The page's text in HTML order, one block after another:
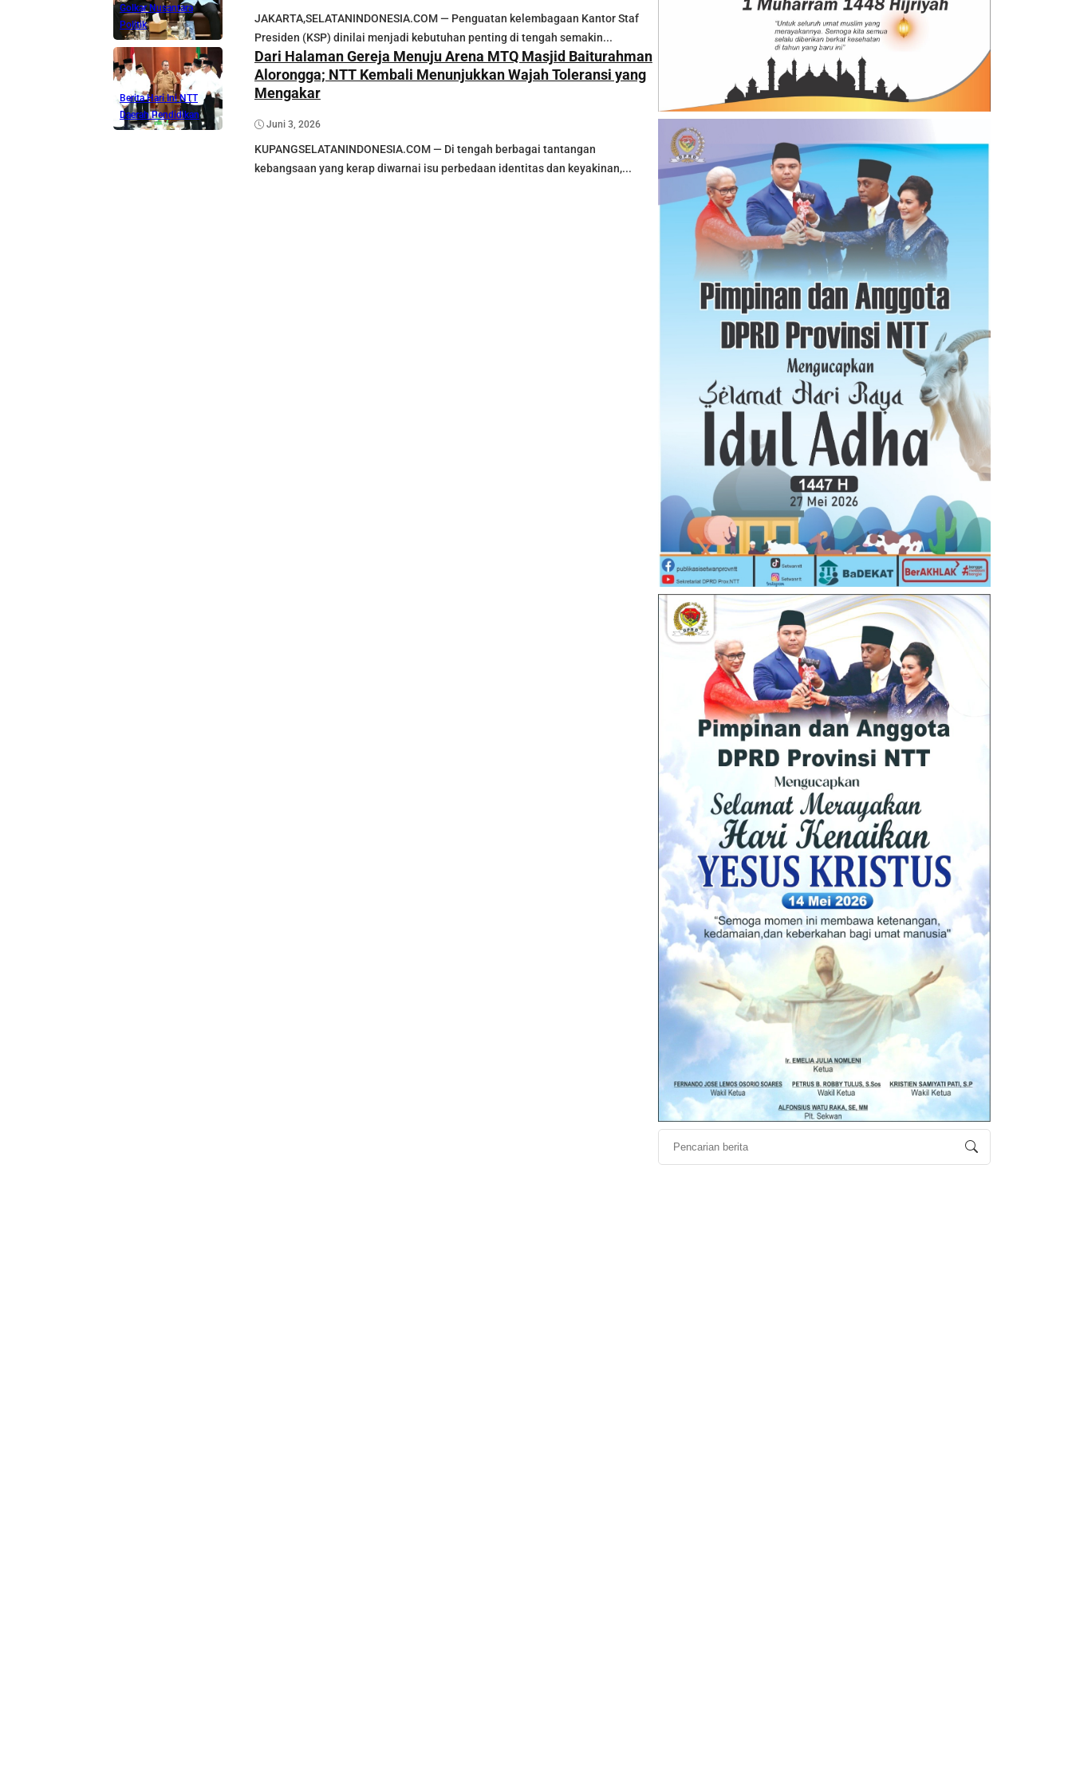
GolkarNusantara
Politik
JAKARTA,SELATANINDONESIA.COM — Penguatan kelembagaan Kantor Staf
Presiden (KSP) dinilai menjadi kebutuhan penting di tengah semakin...
Berita Hari Ini NTT
DaerahPendidikan
Dari Halaman Gereja Menuju Arena MTQ Masjid Baiturahman
Alorongga; NTT Kembali Menunjukkan Wajah Toleransi yang
Mengakar
Juni 3, 2026
KUPANGSELATANINDONESIA.COM — Di tengah berbagai tantangan
kebangsaan yang kerap diwarnai isu perbedaan identitas dan keyakinan,...